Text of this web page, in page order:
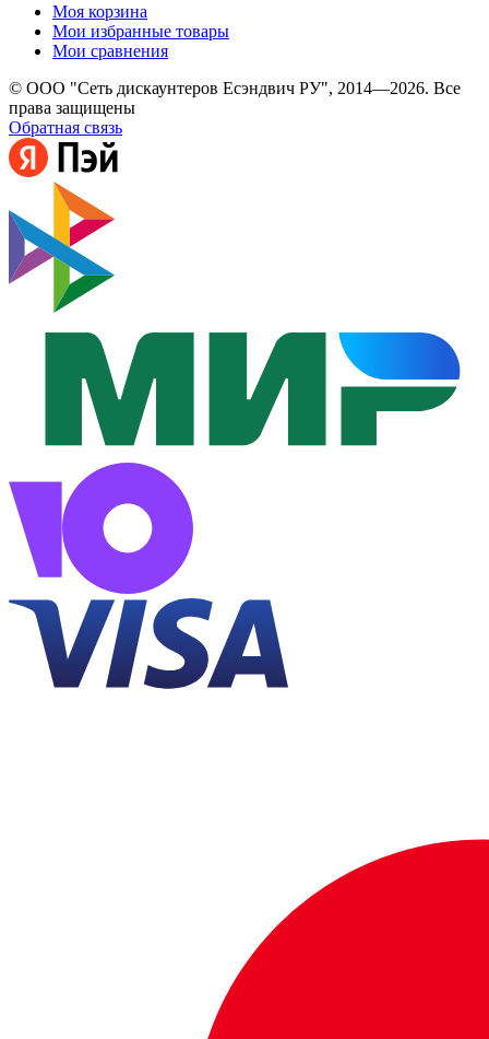
Моя корзина
Мои избранные товары
Мои сравнения
© ООО "Сеть дискаунтеров Есэндвич РУ", 2014—2026. Все
права защищены
Обратная связь